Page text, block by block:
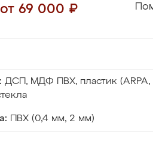
69 000 ₽
ДСП, МДФ ПВХ, пластик (ARPA,
ПВХ (0,4 мм, 2 мм)